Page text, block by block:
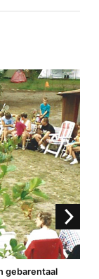
gebarentaal